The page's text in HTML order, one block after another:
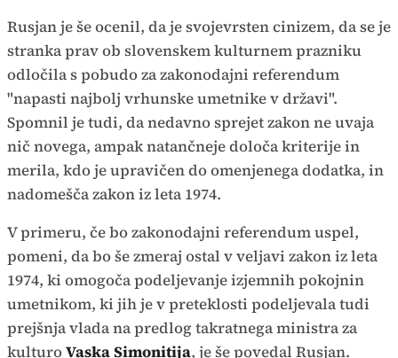
Rusjan je še ocenil, da je svojevrsten cinizem, da se je
stranka prav ob slovenskem kulturnem prazniku
odločila s pobudo za zakonodajni referendum
"napasti najbolj vrhunske umetnike v državi".
Spomnil je tudi, da nedavno sprejet zakon ne uvaja
nič novega, ampak natančneje določa kriterije in
merila, kdo je upravičen do omenjenega dodatka, in
nadomešča zakon iz leta 1974.
V primeru, če bo zakonodajni referendum uspel,
pomeni, da bo še zmeraj ostal v veljavi zakon iz leta
1974, ki omogoča podeljevanje izjemnih pokojnin
umetnikom, ki jih je v preteklosti podeljevala tudi
prejšnja vlada na predlog takratnega ministra za
kulturoVaska Simonitija, je še povedal Rusjan.